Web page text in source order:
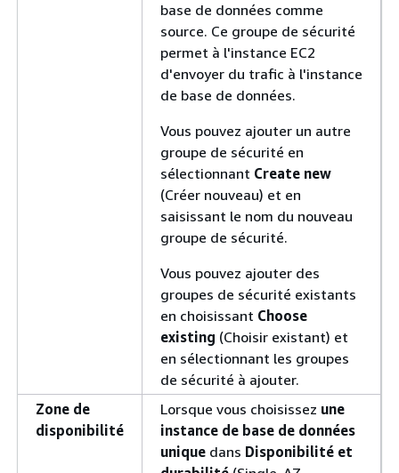
base de données comme
source. Ce groupe de sécurité
permet à l'instance EC2
d'envoyer du trafic à l'instance
de base de données.
Vous pouvez ajouter un autre
groupe de sécurité en
sélectionnant Create new
(Créer nouveau) et en
saisissant le nom du nouveau
groupe de sécurité.
Vous pouvez ajouter des
groupes de sécurité existants
en choisissant Choose
existing (Choisir existant) et
en sélectionnant les groupes
de sécurité à ajouter.
Zone de
disponibilité
Lorsque vous choisissez une
instance de base de données
unique dans Disponibilité et